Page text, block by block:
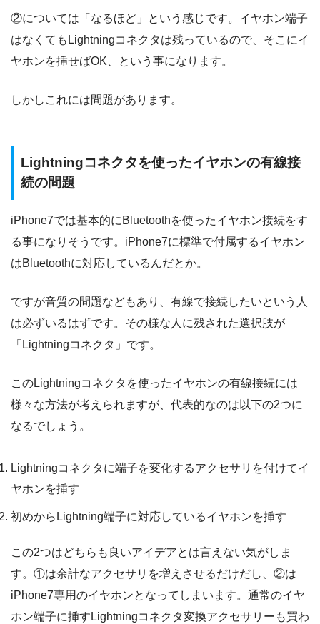
②については「なるほど」という感じです。イヤホン端子
はなくてもLightningコネクタは残っているので、そこにイ
ヤホンを挿せばOK、という事になります。
しかしこれには問題があります。
Lightningコネクタを使ったイヤホンの有線接
続の問題
iPhone7では基本的にBluetoothを使ったイヤホン接続をす
る事になりそうです。iPhone7に標準で付属するイヤホン
はBluetoothに対応しているんだとか。
ですが音質の問題などもあり、有線で接続したいという人
は必ずいるはずです。その様な人に残された選択肢が
「Lightningコネクタ」です。
このLightningコネクタを使ったイヤホンの有線接続には
様々な方法が考えられますが、代表的なのは以下の2つに
なるでしょう。
Lightningコネクタに端子を変化するアクセサリを付けてイ
ヤホンを挿す
初めからLightning端子に対応しているイヤホンを挿す
この2つはどちらも良いアイデアとは言えない気がしま
す。①は余計なアクセサリを増えさせるだけだし、②は
iPhone7専用のイヤホンとなってしまいます。通常のイヤ
ホン端子に挿すLightningコネクタ変換アクセサリーも買わ